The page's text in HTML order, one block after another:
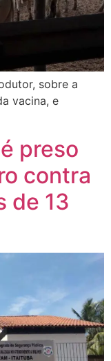
sobre a
vacina, e
preso
contra
de 13